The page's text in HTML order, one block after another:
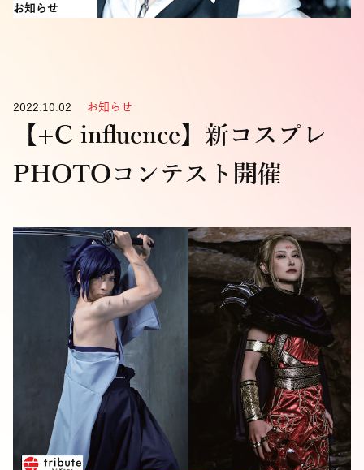
お知らせ
2022.10.02 お知らせ
【+C influence】新コスプレ
PHOTOコンテスト開催